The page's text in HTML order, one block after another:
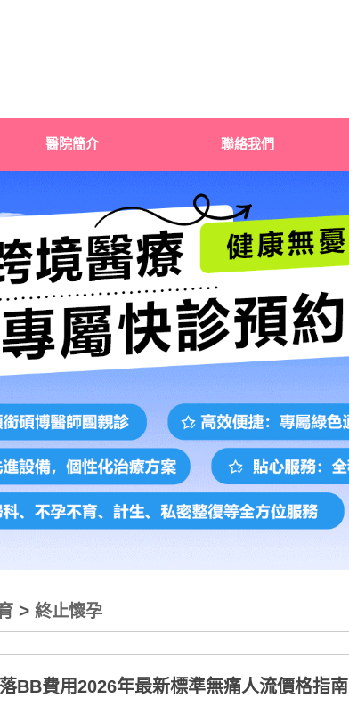
醫院簡介 聯絡我們
> 終止懷孕
BB費用2026年最新標準無痛人流價格指南